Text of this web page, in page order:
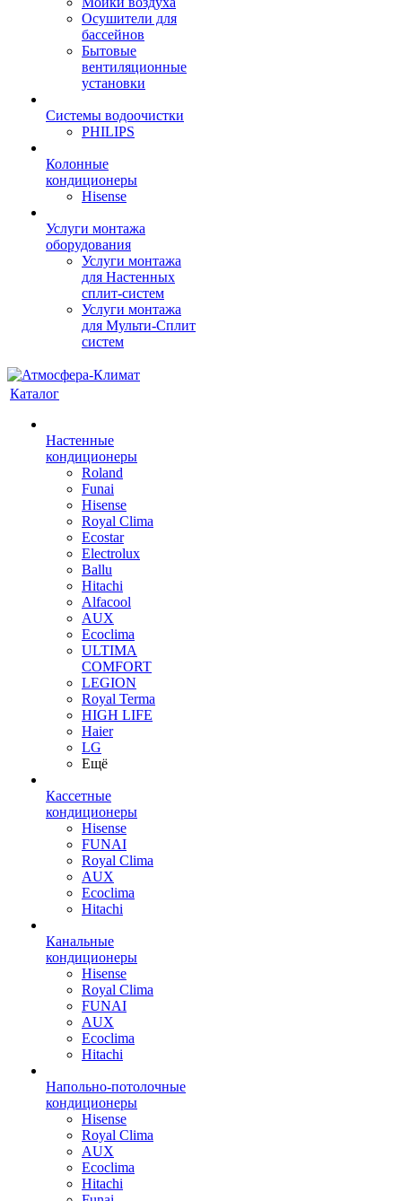
Осушители для
бассейнов
Бытовые
вентиляционные
установки
Системы водоочистки
PHILIPS
Колонные
кондиционеры
Hisense
Услуги монтажа
оборудования
Услуги монтажа
для Настенных
сплит-систем
Услуги монтажа
для Мульти-Сплит
систем
Каталог
Настенные
кондиционеры
Roland
Funai
Hisense
Royal Clima
Ecostar
Electrolux
Ballu
Hitachi
Alfacool
AUX
Ecoclima
ULTIMA
COMFORT
LEGION
Royal Terma
HIGH LIFE
Haier
LG
Ещё
Кассетные
кондиционеры
Hisense
FUNAI
Royal Clima
AUX
Ecoclima
Hitachi
Канальные
кондиционеры
Hisense
Royal Clima
FUNAI
AUX
Ecoclima
Hitachi
Напольно-потолочные
кондиционеры
Hisense
Royal Clima
AUX
Ecoclima
Hitachi